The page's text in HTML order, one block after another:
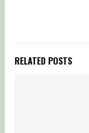
RELATED POSTS